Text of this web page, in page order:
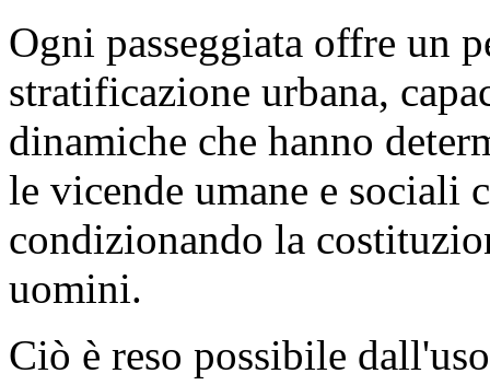
Ogni passeggiata offre un
stratificazione urbana,
dinamiche che hanno
le vicende umane e sociali
condizionando la
uomini.
Ciò è reso possibile